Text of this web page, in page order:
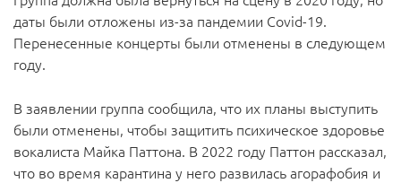
даты были отложены из-за пандемии Covid-19.
Перенесенные концерты были отменены в следующем
году.
В заявлении группа сообщила, что их планы выступить
были отменены, чтобы защитить психическое здоровье
вокалиста Майка Паттона. В 2022 году Паттон рассказал,
что во время карантина у него развилась агорафобия и